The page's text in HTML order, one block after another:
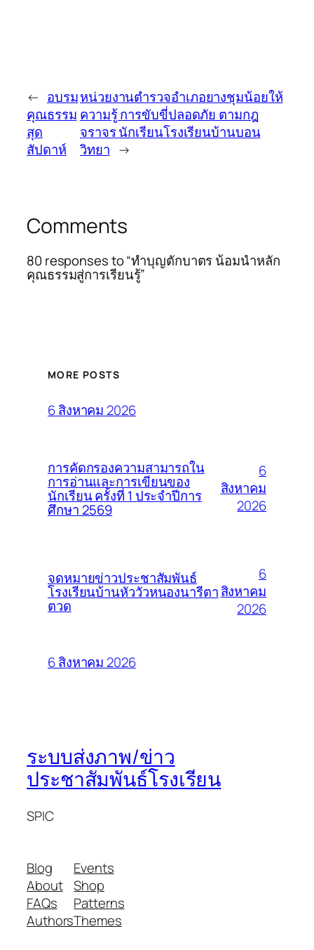
← อบรม
คุณธรรม
สุด
สัปดาห์
หน่วยงานตำรวจอำเภอยางชุมน้อยให้
ความรู้ การขับขี่ปลอดภัย ตามกฎ
จราจร นักเรียนโรงเรียนบ้านบอน
วิทยา →
Comments
80 responses to “ทำบุญตักบาตร น้อมนำหลัก
คุณธรรมสู่การเรียนรู้”
MORE POSTS
6 สิงหาคม 2026
การคัดกรองความสามารถใน
การอ่านและการเขียนของ
นักเรียน ครั้งที่ 1 ประจำปีการ
ศึกษา 2569
6
สิงหาคม
2026
จดหมายข่าวประชาสัมพันธ์
โรงเรียนบ้านหัววัวหนองนารีตา
ตวด
6
สิงหาคม
2026
6 สิงหาคม 2026
ระบบส่งภาพ/ข่าว
ประชาสัมพันธ์โรงเรียน
SPIC
Blog
About
FAQs
Authors
Events
Shop
Patterns
Themes